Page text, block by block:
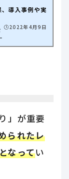
導入事例や実
🕒️2022年4月9日
」が重要
られたレ
なってい